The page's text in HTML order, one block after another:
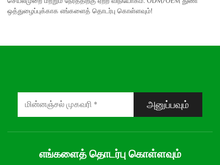
ஒத்துழைப்புக்காக எங்களைத் தொடர்பு கொள்ளவும்!
அனுப்பவும்
எங்களைத் தொடர்பு கொள்ளவும்